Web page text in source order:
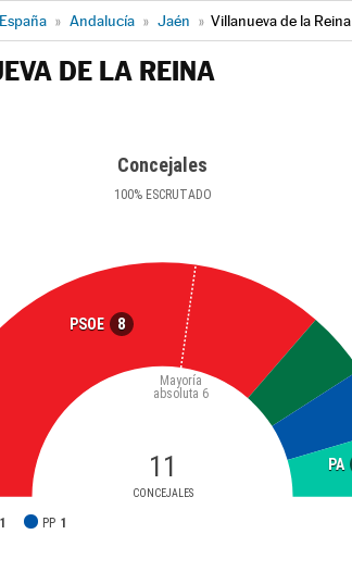
» Andalucía » Jaén » Villanueva de la Reina
DE LA REINA
Concejales
100%ESCRUTADO
PSOE 8
PA
11
CONCEJALES
Mayoría
absoluta 6
1 PP 1